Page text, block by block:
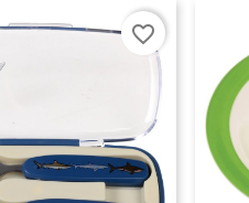
favorite_border